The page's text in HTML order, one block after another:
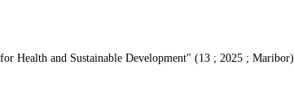
Health and Sustainable Development" (13 ; 2025 ; Maribor)